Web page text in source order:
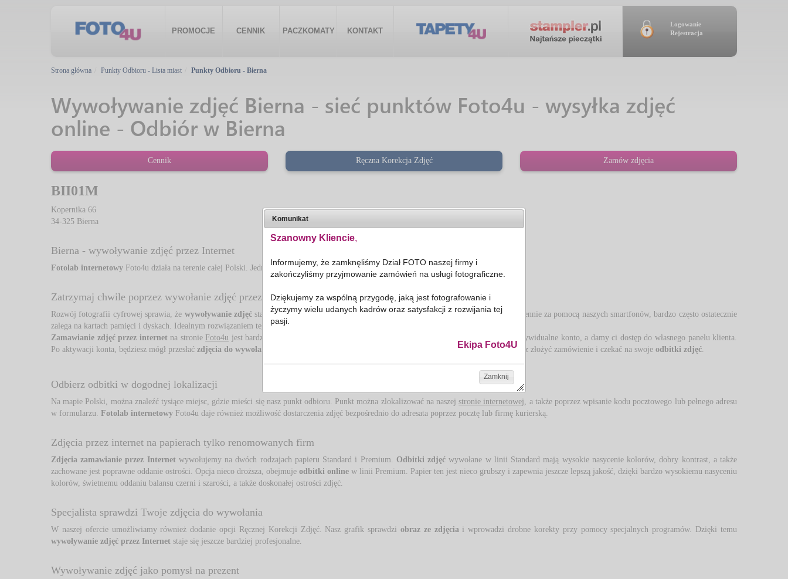
PROMOCJE CENNIK PACZKOMATY KONTAKT
Logowanie
Rejestracja
Strona główna Punkty Odbioru - Lista miast Punkty Odbioru - Bierna
Wywoływanie zdjęć Bierna - sieć punktów Foto4u - wysyłka zdjęć
online - Odbiór w Bierna
Cennik Ręczna Korekcja Zdjęć Zamów zdjęcia
BII01M
Kopernika 66
34-325 Bierna
Bierna - wywoływanie zdjęć przez Internet
Fotolab internetowy Foto4u działa na terenie całej Polski. Jednym z tysięcy punktów, w którym można odebrać odbitki online
Zatrzymaj chwile poprzez wywołanie zdjęć przez Internet
Rozwój fotografii cyfrowej sprawia, że wywoływanie zdjęć staje się coraz łatwiejsze. Jednak setki, a nawet tysiące zdjęć, które robimy codziennie za pomocą naszych smartfonów, bardzo często ostatecznie
zalega na kartach pamięci i dyskach. Idealnym rozwiązaniem tego problemu są
Zamawianie zdjęć przez internetna stronie Foto4u jest bardzo proste. Wystarczy, że zarejestrujesz się i założysz u nas swoje bezpłatne, indywidualne konto, a damy ci dostęp do własnego panelu klienta.
Po aktywacji konta, będziesz mógł przesłać zdjęcia do wywołania i utworzyć wirtualny album. Po dopasowaniu wszelkich parametrów możesz złożyć zamówienie i czekać na swoje odbitki zdjęć.
Odbierz odbitki w dogodnej lokalizacji
Na mapie Polski, można znaleźć tysiące miejsc, gdzie mieści się nasz punkt odbioru. Punkt można zlokalizować na naszej stronie internetowej, a także poprzez wpisanie kodu pocztowego lub pełnego adresu
w formularzu. Fotolab internetowy Foto4u daje również możliwość dostarczenia zdjęć bezpośrednio do adresata poprzez pocztę lub firmę kurierską.
Zdjęcia przez internet na papierach tylko renomowanych firm
Zdjęcia zamawianie przez Internetwywołujemy na dwóch rodzajach papieru Standard i Premium. Odbitki zdjęć wywołane w linii Standard mają wysokie nasycenie kolorów, dobry kontrast, a także
zachowane jest poprawne oddanie ostrości. Opcja nieco droższa, obejmuje odbitki online w linii Premium. Papier ten jest nieco grubszy i zapewnia jeszcze lepszą jakość, dzięki bardzo wysokiemu nasyceniu
kolorów, świetnemu oddaniu balansu czerni i szarości, a także doskonałej ostrości zdjęć.
Specjalista sprawdzi Twoje zdjęcia do wywołania
W naszej ofercie umożliwiamy również dodanie opcji Ręcznej Korekcji Zdjęć. Nasz grafik sprawdzi obraz ze zdjęciai wprowadzi drobne korekty przy pomocy specjalnych programów. Dzięki temu
wywoływanie zdjęć przez Internet staje się jeszcze bardziej profesjonalne.
Wywoływanie zdjęć jako pomysł na prezent
Komunikat
Szanowny Kliencie,
Informujemy, że zamknęliśmy Dział FOTO naszej firmy i
zakończyliśmy przyjmowanie zamówień na usługi fotograficzne.
Dziękujemy za wspólną przygodę, jaką jest fotografowanie i
życzymy wielu udanych kadrów oraz satysfakcji z rozwijania tej
pasji.
Ekipa Foto4U
Zamknij